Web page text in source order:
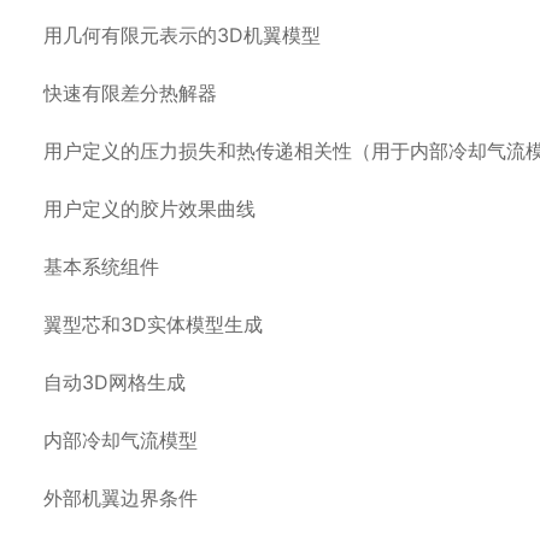
用几何有限元表示的3D机翼模型
快速有限差分热解器
用户定义的压力损失和热传递相关性（用于内部冷却气流
用户定义的胶片效果曲线
基本系统组件
翼型芯和3D实体模型生成
自动3D网格生成
内部冷却气流模型
外部机翼边界条件